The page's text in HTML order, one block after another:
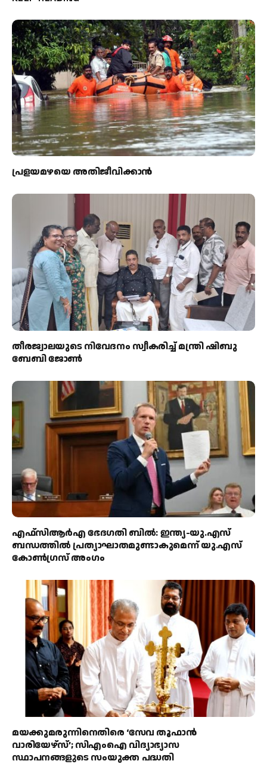
പ്രളയമഴയെ അതിജീവിക്കാന്‍
തീരജ്വാലയുടെ നിവേദനം സ്വീകരിച്ച് മന്ത്രി ഷിബു
ബേബി ജോൺ
എഫ്‌സിആർഎ ഭേദഗതി ബിൽ: ഇന്ത്യ-യു.എസ്
ബന്ധത്തിൽ പ്രത്യാഘാതമുണ്ടാകുമെന്ന് യു.എസ്
കോൺഗ്രസ് അംഗം
മയക്കുമരുന്നിനെതിരെ ‘സേവ തൂഫാൻ
വാരിയേഴ്‌സ്’; സിഎംഐ വിദ്യാഭ്യാസ
സ്ഥാപനങ്ങളുടെ സംയുക്ത പദ്ധതി